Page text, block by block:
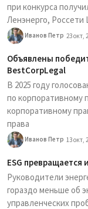
при конкурса
Ленэнерго,
Иванов Петр 23 окт,
Объявлены
BestCorpLegal
В 2025 году
по корпоративному
корпоративному
права
Иванов Петр 13 окт,
ESG превращается
Руководители
гораздо меньше об
управленческих